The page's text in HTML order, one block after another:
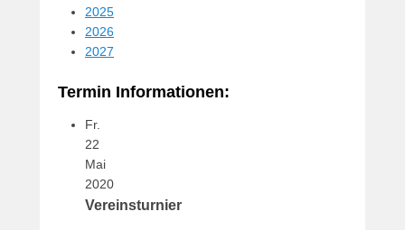
M
2025
2026
2027
Termin Informationen:
Fr.
22
Mai
2020
Vereinsturnier